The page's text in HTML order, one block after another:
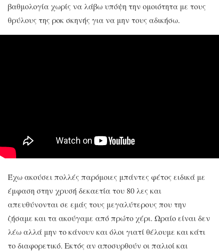
βαθμολογία χωρίς να λάβω υπόψη την ομοιότητα με τους
θρύλους της ροκ σκηνής για να μην τους αδικήσω.
Έχω ακούσει πολλές παρόμοιες μπάντες φέτος ειδικά με
έμφαση στην χρυσή δεκαετία του 80 λες και
απευθύνονται σε εμάς τους μεγαλύτερους που την
ζήσαμε και τα ακούγαμε από πρώτο χέρι. Ωραίο είναι δεν
λέω αλλά μην το κάνουν και όλοι γιατί θέλουμε και κάτι
το διαφορετικό. Εκτός αν αποσυρθούν οι παλιοί και